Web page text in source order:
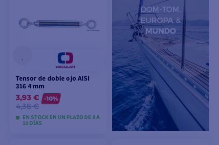
Tensor de doble ojo AISI
316 4 mm
3,93 €
4,38 €
-10%
EN STOCK EN UN PLAZO DE 8 A
10 DÍAS